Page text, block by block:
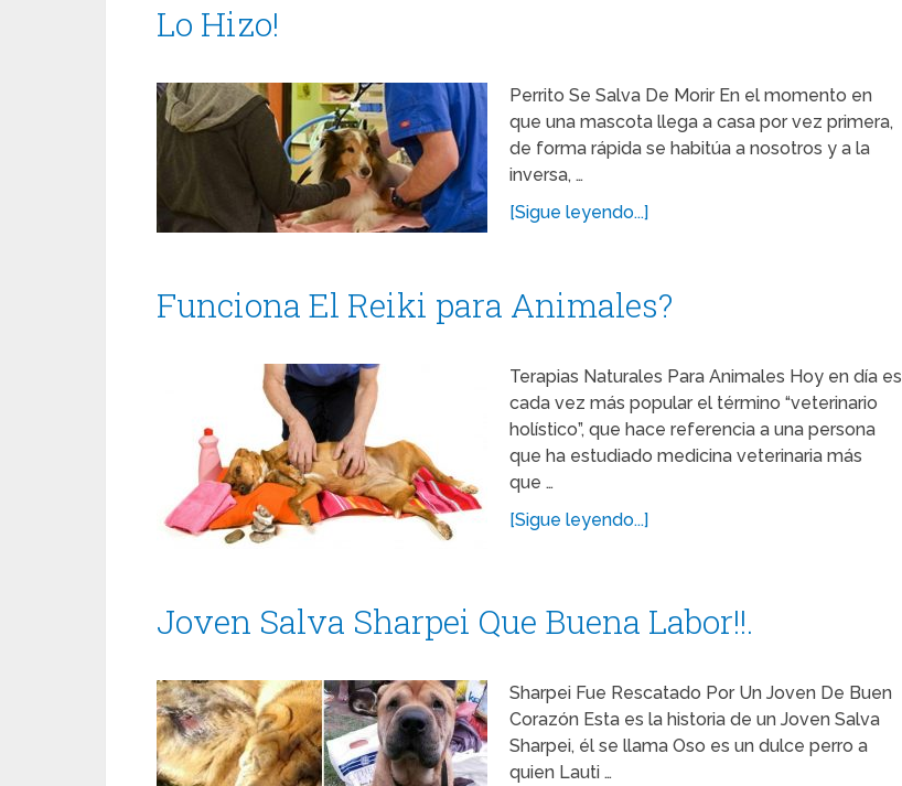
Lo Hizo!
Perrito Se Salva De Morir En el momento en
que una mascota llega a casa por vez primera,
de forma rápida se habitúa a nosotros y a la
inversa, …
[Sigue leyendo...]
Funciona El Reiki para Animales?
Terapias Naturales Para Animales Hoy en día es
cada vez más popular el término “veterinario
holístico”, que hace referencia a una persona
que ha estudiado medicina veterinaria más
que …
[Sigue leyendo...]
Joven Salva Sharpei Que Buena Labor!!.
Sharpei Fue Rescatado Por Un Joven De Buen
Corazón Esta es la historia de un Joven Salva
Sharpei, él se llama Oso es un dulce perro a
quien Lauti …